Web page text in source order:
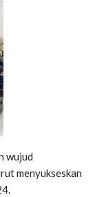
wujud
menyukseskan